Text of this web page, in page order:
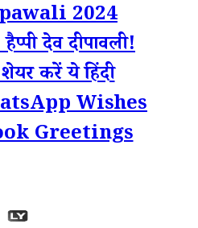
2024
देव दीपावली!
शेयर करें ये हिंदी
Wishes
Greetings